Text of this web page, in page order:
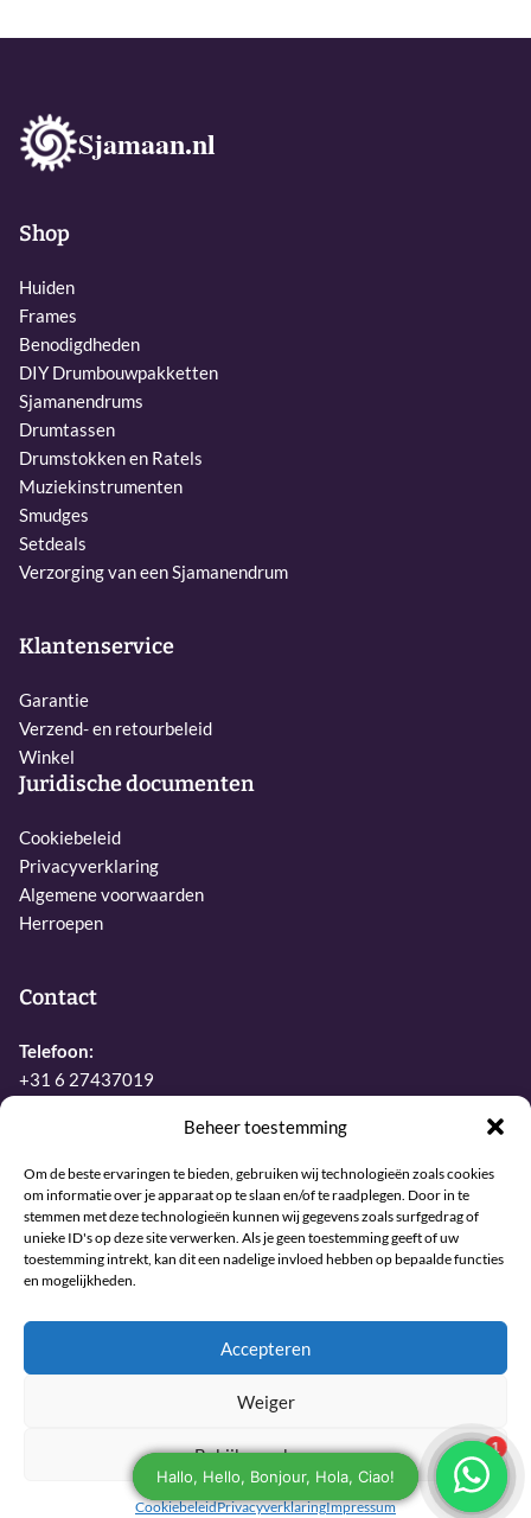
Beheer toestemming
Om de beste ervaringen te bieden, gebruiken wij technologieën zoals cookies
om informatie over je apparaat op te slaan en/of te raadplegen. Door in te
stemmen met deze technologieën kunnen wij gegevens zoals surfgedrag of
unieke ID's op deze site verwerken. Als je geen toestemming geeft of uw
toestemming intrekt, kan dit een nadelige invloed hebben op bepaalde functies
en mogelijkheden.
Accepteren
Weiger
Bekijk voorkeuren
CookiebeleidPrivacyverklaringImpressum
Sjamaan.nl
Shop
Huiden
Frames
Benodigdheden
DIY Drumbouwpakketten
Sjamanendrums
Drumtassen
Drumstokken en Ratels
Muziekinstrumenten
Smudges
Setdeals
Verzorging van een Sjamanendrum
Klantenservice
Garantie
Verzend- en retourbeleid
Winkel
Juridische documenten
Cookiebeleid
Privacyverklaring
Algemene voorwaarden
Herroepen
Contact
Telefoon:
+31 6 27437019
Bekijk onze reviews
© 2026 Sjamaan.nl. Alle rechten voorbehouden.
Maintained and developed with joy by The Werks